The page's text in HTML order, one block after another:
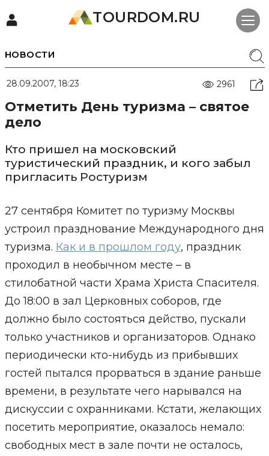
TOURDOM.RU
НОВОСТИ
28.09.2007, 18:23 2961
Отметить День туризма – святое
дело
Кто пришел на московский
туристический праздник, и кого забыл
пригласить Ростуризм
27 сентября Комитет по туризму Москвы
устроил празднование Международного дня
туризма. Как и в прошлом году, праздник
проходил в необычном месте – в
стилобатной части Храма Христа Спасителя.
До 18:00 в зал Церковных соборов, где
должно было состояться действо, пускали
только участников и организаторов. Однако
периодически кто-нибудь из прибывших
гостей пытался прорваться в здание раньше
времени, в результате чего нарывался на
дискуссии с охранниками. Кстати, желающих
посетить мероприятие, оказалось немало:
свободных мест в зале почти не осталось,